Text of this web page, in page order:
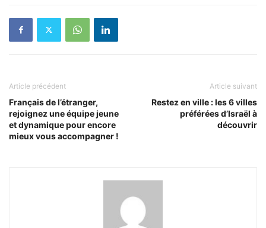
Article précédent
Français de l’étranger,
rejoignez une équipe jeune
et dynamique pour encore
mieux vous accompagner !
Article suivant
Restez en ville : les 6 villes
préférées d’Israël à
découvrir